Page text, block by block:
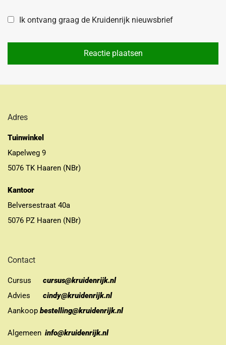
Ik ontvang graag de Kruidenrijk nieuwsbrief
Adres
Tuinwinkel
Kapelweg 9
5076 TK Haaren (NBr)
Kantoor
Belversestraat 40a
5076 PZ Haaren (NBr)
Contact
Cursus
cursus@kruidenrijk.nl
Advies
cindy@kruidenrijk.nl
Aankoop bestelling@kruidenrijk.nl
Algemeen info@kruidenrijk.nl